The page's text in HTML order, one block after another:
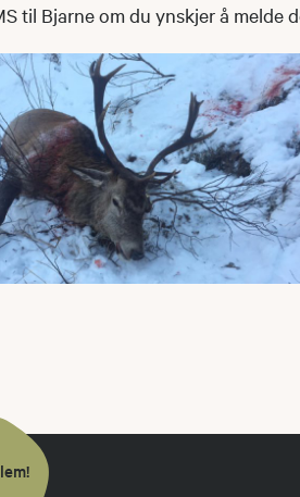
til Bjarne om du ynskjer å melde